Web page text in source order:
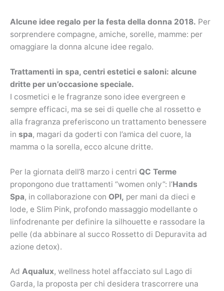
Alcune idee regalo per la festa della donna 2018. Per
sorprendere compagne, amiche, sorelle, mamme: per
omaggiare la donna alcune idee regalo.
Trattamenti in spa, centri estetici e saloni: alcune
dritte per un’occasione speciale.
I cosmetici e le fragranze sono idee evergreen e
sempre efficaci, ma se sei di quelle che al rossetto e
alla fragranza preferiscono un trattamento benessere
in spa, magari da goderti con l’amica del cuore, la
mamma o la sorella, ecco alcune dritte.
Per la giornata dell’8 marzo i centri QC Terme
propongono due trattamenti “women only”: l’Hands
Spa, in collaborazione con OPI, per mani da dieci e
lode, e Slim Pink, profondo massaggio modellante o
linfodrenante per definire la silhouette e rassodare la
pelle (da abbinare al succo Rossetto di Depuravita ad
azione detox).
Ad Aqualux, wellness hotel affacciato sul Lago di
Garda, la proposta per chi desidera trascorrere una